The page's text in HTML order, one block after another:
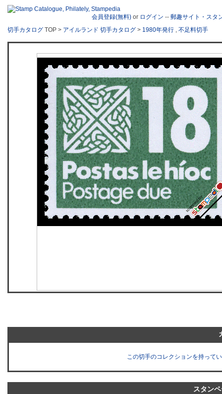
会員登録(無料) or ログイン -- 郵趣サイト・スタ
切手カタログ TOP > アイルランド 切手カタログ > 1980年発行 , 不足料切手
この切手のコレクションを持って
スタン